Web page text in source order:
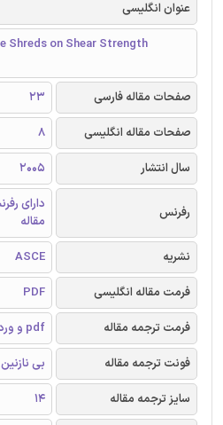
عنوان انگلیسی
Shreds on Shear Strength
صفحات مقاله فارسی
23
صفحات مقاله انگلیسی
8
سال انتشار
2005
رفرنس
دارای
مقاله
نشریه
ASCE
فرمت مقاله انگلیسی
PDF
فرمت ترجمه مقاله
pdf و ورد تایپ شده با قابلیت ویرایش
فونت ترجمه مقاله
بی نازنین
سایز ترجمه مقاله
14